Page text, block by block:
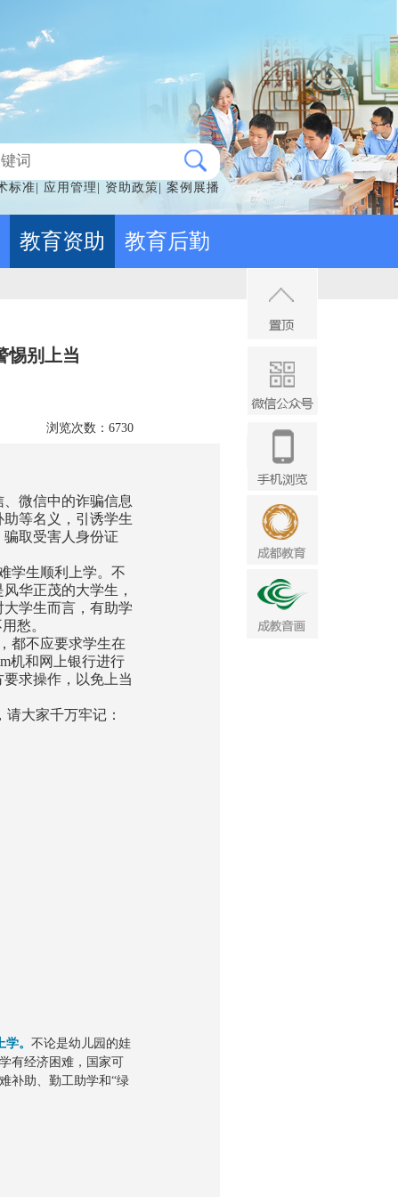
标准 应用管理 资助政策 案例展播
教育资助 教育后勤
惕别上当
浏览次数：6730
微信中的诈骗信息
等名义，引诱学生
取受害人身份证
学生顺利上学。不
华正茂的大学生，
学生而言，有助学
愁。
都不应要求学生在
机和网上银行进行
求操作，以免上当
大家千万牢记：
学。不论是幼儿园的娃
有经济困难，国家可
补助、勤工助学和“绿